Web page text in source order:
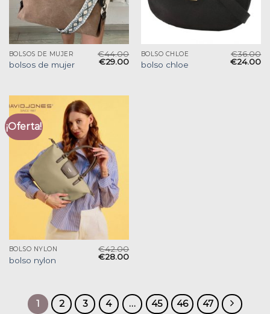
BOLSOS DE MUJER
bolsos de mujer
€44.00
€29.00
BOLSO CHLOE
bolso chloe
€36.00
€24.00
¡Oferta!
BOLSO NYLON
bolso nylon
€42.00
€28.00
1 2 3 4 … 45 46 47